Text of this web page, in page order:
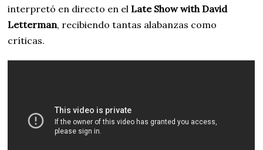
interpretó en directo en el Late Show with David
Letterman, recibiendo tantas alabanzas como
críticas.